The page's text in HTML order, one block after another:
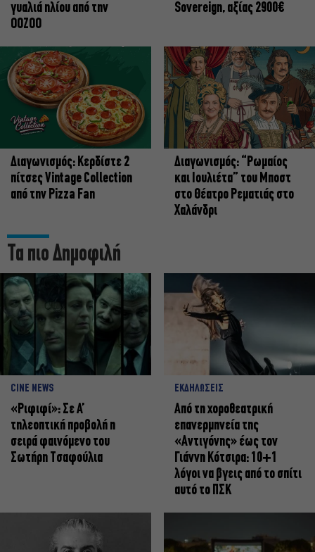
γυαλιά ηλίου από την
OOZOO
Sovereign, αξίας 2900€
Διαγωνισμός: Κερδίστε 2
πίτσες Vintage Collection
από την Pizza Fan
Διαγωνισμός: “Ρωμαίος
και Ιουλιέτα” του Μποστ
στο Θέατρο Ρεματιάς στο
Χαλάνδρι
Τα πιο Δημοφιλή
CINE NEWS
«Ριφιφί»: Σε Α’
τηλεοπτική προβολή η
σειρά φαινόμενο του
Σωτήρη Τσαφούλια
ΕΚΔΗΛΩΣΕΙΣ
Από τη χοροθεατρική
επανερμηνεία της
«Αντιγόνης» έως τον
Γιάννη Κότσιρα: 10+1
λόγοι να βγεις από το σπίτι
αυτό το ΠΣΚ